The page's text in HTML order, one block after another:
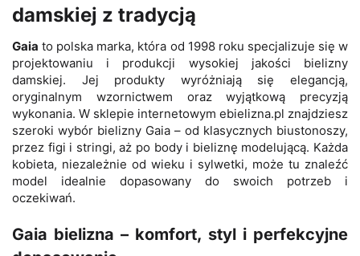
damskiej z tradycją
Gaia to polska marka, która od 1998 roku specjalizuje się w
projektowaniu i produkcji wysokiej jakości bielizny
damskiej. Jej produkty wyróżniają się elegancją,
oryginalnym wzornictwem oraz wyjątkową precyzją
wykonania. W sklepie internetowym ebielizna.pl znajdziesz
szeroki wybór bielizny Gaia – od klasycznych biustonoszy,
przez figi i stringi, aż po body i bieliznę modelującą. Każda
kobieta, niezależnie od wieku i sylwetki, może tu znaleźć
model idealnie dopasowany do swoich potrzeb i
oczekiwań.
Gaia bielizna – komfort, styl i perfekcyjne